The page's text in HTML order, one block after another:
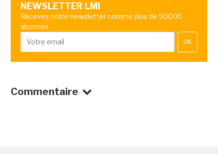
NEWSLETTER LMI
Recevez notre newsletter comme plus de 50000
abonnés
OK
Commentaire